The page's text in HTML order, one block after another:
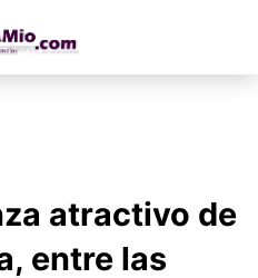
atractivo de
entre las